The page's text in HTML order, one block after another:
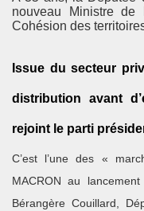
nouveau Ministre
Cohésion des
Issue du secteur
distribution avant
rejoint le parti
C’est l’une des «
MACRON au
Bérangère Couillard,